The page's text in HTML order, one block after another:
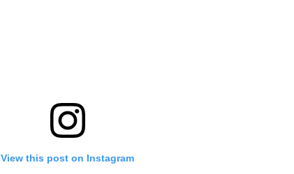
View this post on Instagram